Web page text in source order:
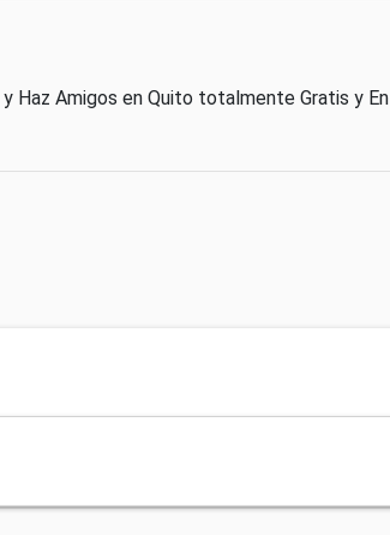
Haz Amigos en Quito totalmente Gratis y En